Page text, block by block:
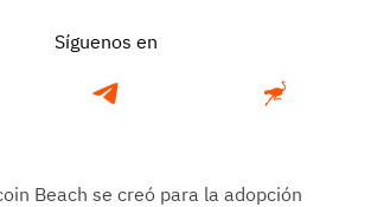
Síguenos en
Beach se creó para la adopción